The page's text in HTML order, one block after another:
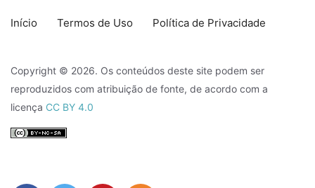
Início Termos de Uso Política de Privacidade
Copyright © 2026. Os conteúdos deste site podem ser
reproduzidos com atribuição de fonte, de acordo com a
licença CC BY 4.0